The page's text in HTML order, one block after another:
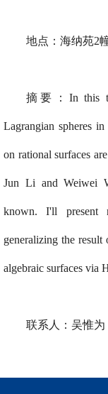
地点：海纳苑2
摘要：In this
Lagrangian spheres
on rational surfaces
Jun Li and Weiwei
known. I'll present
generalizing the
algebraic surfaces via
联系人：吴惟为